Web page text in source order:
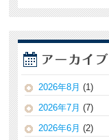
2026年8月 (1)
2026年7月 (7)
2026年6月 (2)